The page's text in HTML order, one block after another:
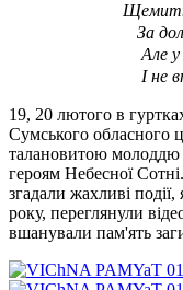
Щемить
За
Але у
І не
19, 20 лютого в
Сумського обласного
талановитою молоддю
героям Небесної
згадали жахливі
року, переглянули
вшанували пам'ять